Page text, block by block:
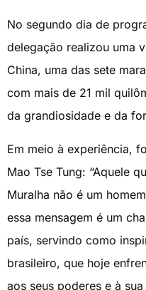
No segundo dia de
delegação realizou uma
China, uma das sete
com mais de 21 mil
da grandiosidade e da
Em meio à experiência,
Mao Tse Tung: “Aquele
Muralha não é um
essa mensagem é um
país, servindo como
brasileiro, que hoje
aos seus poderes e à